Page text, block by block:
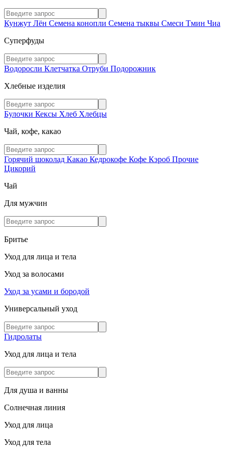
Кунжут Лён Семена конопли Семена тыквы Смеси Тмин Чиа
Суперфуды
Водоросли Клетчатка Отруби Подорожник
Хлебные изделия
Булочки Кексы Хлеб Хлебцы
Чай, кофе, какао
Горячий шоколад Какао Кедрокофе Кофе Кэроб Прочие
Цикорий
Чай
Для мужчин
Бритье
Уход для лица и тела
Уход за волосами
Уход за усами и бородой
Универсальный уход
Гидролаты
Уход для лица и тела
Для душа и ванны
Солнечная линия
Уход для лица
Уход для тела